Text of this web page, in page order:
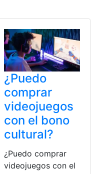
¿Puedo
comprar
videojuegos
con el bono
cultural?
¿Puedo comprar
videojuegos con el